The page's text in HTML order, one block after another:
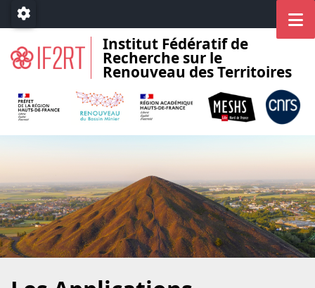
Accéder au menu principal
Accéder au contenu
Paramétrage
Institut Fédératif de
Recherche sur le
Renouveau des Territoires